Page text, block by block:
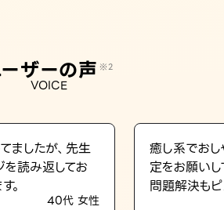
ザーの声 ※2
VOICE
ましたが、先生
を読み返してお
。
40代 女性
癒し系でおし
定をお願い
問題解決もピ